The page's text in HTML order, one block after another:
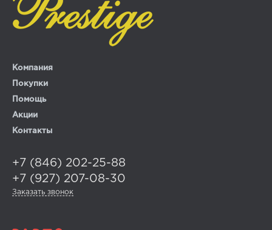
Компания
Покупки
Помощь
Акции
Контакты
+7 (846) 202-25-88
+7 (927) 207-08-30
Заказать звонок